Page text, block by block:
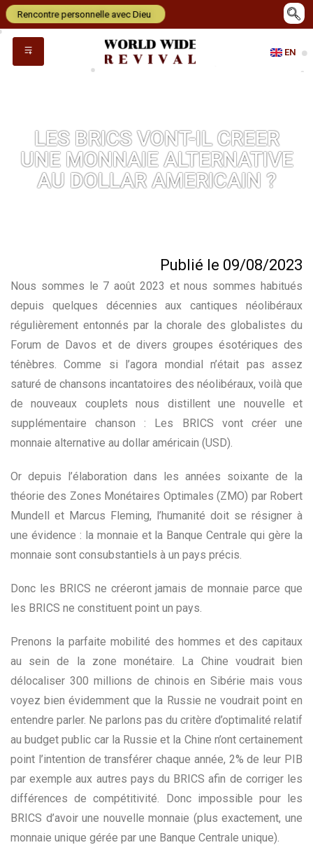
Rencontre personnelle avec Dieu
EN
LES BRICS VONT-IL CREER
UNE MONNAIE ALTERNATIVE
AU DOLLAR AMERICAIN ?
Publié le 09/08/2023
Nous sommes le 7 août 2023 et nous sommes habitués
depuis quelques décennies aux cantiques néolibéraux
régulièrement entonnés par la chorale des globalistes du
Forum de Davos et de divers groupes ésotériques des
ténèbres. Comme si l’agora mondial n’était pas assez
saturé de chansons incantatoires des néolibéraux, voilà que
de nouveaux couplets nous distillent une nouvelle et
supplémentaire chanson : Les BRICS vont créer une
monnaie alternative au dollar américain (USD).
Or depuis l’élaboration dans les années soixante de la
théorie des Zones Monétaires Optimales (ZMO) par Robert
Mundell et Marcus Fleming, l’humanité doit se résigner à
une évidence : la monnaie et la Banque Centrale qui gère la
monnaie sont consubstantiels à un pays précis.
Donc les BRICS ne créeront jamais de monnaie parce que
les BRICS ne constituent point un pays.
Prenons la parfaite mobilité des hommes et des capitaux
au sein de la zone monétaire. La Chine voudrait bien
délocaliser 300 millions de chinois en Sibérie mais vous
voyez bien évidemment que la Russie ne voudrait point en
entendre parler. Ne parlons pas du critère d’optimalité relatif
au budget public car la Russie et la Chine n’ont certainement
point l’intention de transférer chaque année, 2% de leur PIB
par exemple aux autres pays du BRICS afin de corriger les
différences de compétitivité. Donc impossible pour les
BRICS d’avoir une nouvelle monnaie (plus exactement, une
monnaie unique gérée par une Banque Centrale unique).